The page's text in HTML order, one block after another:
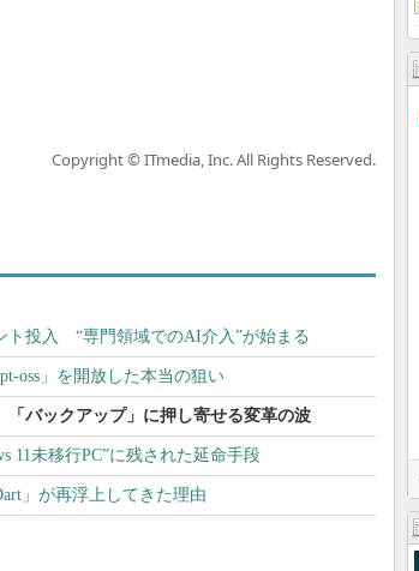
Copyright © ITmedia, Inc. All Rights Reserved.
ト投入 “専門領域でのAI介入”が始まる
oss」を開放した本当の狙い
バックアップ」に押し寄せる変革の波
11未移行PC”に残された延命手段
」が再浮上してきた理由